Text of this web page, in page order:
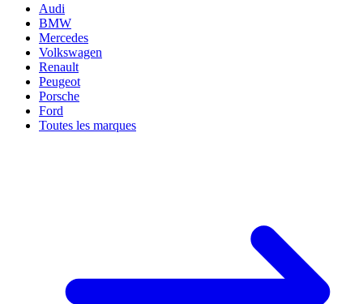
Audi
BMW
Mercedes
Volkswagen
Renault
Peugeot
Porsche
Ford
Toutes les marques